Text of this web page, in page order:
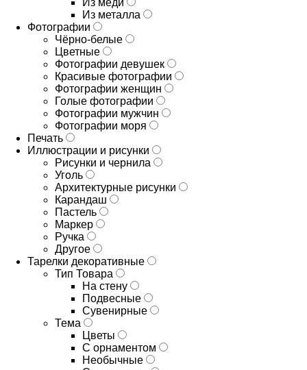
Из меди
Из металла
Фотографии
Чёрно-белые
Цветные
Фотографии девушек
Красивые фотографии
Фотографии женщин
Голые фотографии
Фотографии мужчин
Фотографии моря
Печать
Иллюстрации и рисунки
Рисунки и чернила
Уголь
Архитектурные рисунки
Карандаш
Пастель
Маркер
Ручка
Другое
Тарелки декоративные
Тип Товара
На стену
Подвесные
Сувенирные
Тема
Цветы
С орнаментом
Необычные